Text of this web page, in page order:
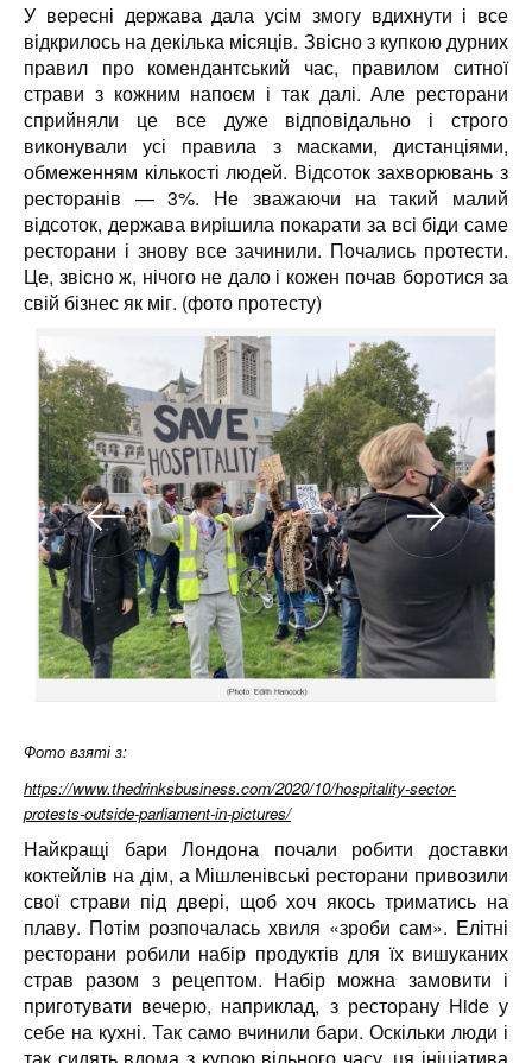
У вересні держава дала усім змогу вдихнути і все
відкрилось на декілька місяців. Звісно з купкою дурних
правил про комендантський час, правилом ситної
страви з кожним напоєм і так далі. Але ресторани
сприйняли це все дуже відповідально і строго
виконували усі правила з масками, дистанціями,
обмеженням кількості людей. Відсоток захворювань з
ресторанів — 3%. Не зважаючи на такий малий
відсоток, держава вирішила покарати за всі біди саме
ресторани і знову все зачинили. Почались протести.
Це, звісно ж, нічого не дало і кожен почав боротися за
свій бізнес як міг. (фото протесту)
Фото взяті з:
https://www.thedrinksbusiness.com/2020/10/hospitality-sector-
protests-outside-parliament-in-pictures/
Найкращі бари Лондона почали робити доставки
коктейлів на дім, а Мішленівські ресторани привозили
свої страви під двері, щоб хоч якось триматись на
плаву. Потім розпочалась хвиля «зроби сам». Елітні
ресторани робили набір продуктів для їх вишуканих
страв разом з рецептом. Набір можна замовити і
приготувати вечерю, наприклад, з ресторану Hide у
себе на кухні. Так само вчинили бари. Оскільки люди і